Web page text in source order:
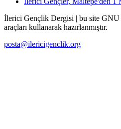
İlerici Gençlik Dergisi | bu site GNU
araçları kullanarak hazırlanmıştır.
posta@ilericigenclik.org